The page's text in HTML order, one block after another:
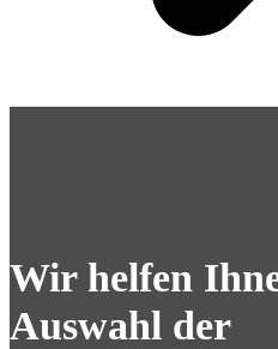
Wir helfen
Auswahl der